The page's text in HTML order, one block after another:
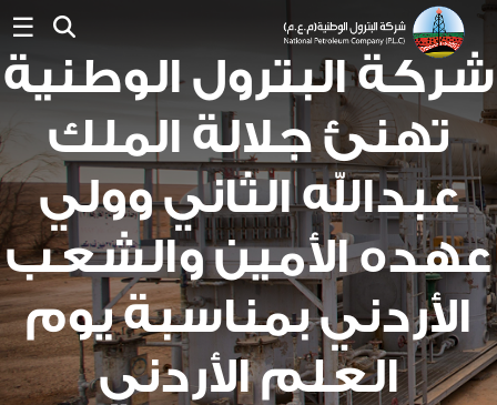
☰
شركة البترول الوطنية
تهنئ جلالة الملك
عبدالله الثاني وولي
عهده الأمين والشعب
الأردني بمناسبة يوم
العلم الأردني